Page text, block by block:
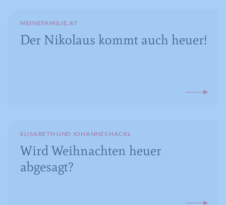
MEINEFAMILIE.AT
Der Nikolaus kommt auch heuer!
ELISABETH UND JOHANNES HACKL
Wird Weihnachten heuer
abgesagt?
für den Benutzer.
Zweck
Registriert anonyme statistische Daten
zum Abspielverhalten von Videos.